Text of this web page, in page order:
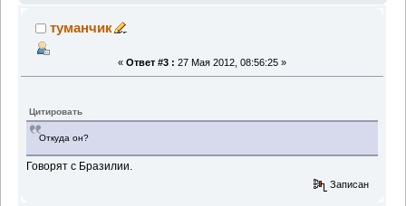
туманчик
« Ответ #3 : 27 Мая 2012, 08:56:25 »
Цитировать
Откуда он?
Говорят с Бразилии.
Записан